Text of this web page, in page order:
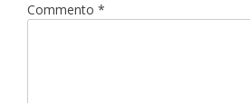
Commento *